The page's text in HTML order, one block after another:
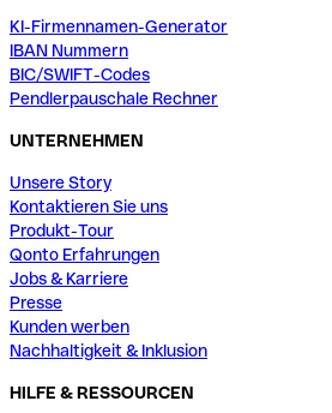
KI-Firmennamen-Generator
IBAN Nummern
BIC/SWIFT-Codes
Pendlerpauschale Rechner
UNTERNEHMEN
Unsere Story
Kontaktieren Sie uns
Produkt-Tour
Qonto Erfahrungen
Jobs & Karriere
Presse
Kunden werben
Nachhaltigkeit & Inklusion
HILFE & RESSOURCEN